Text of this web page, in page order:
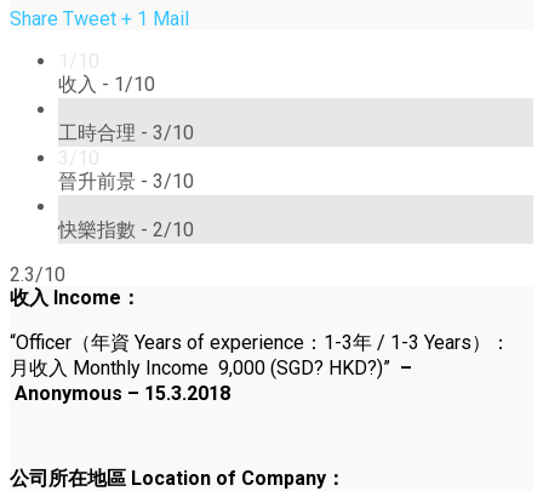
Share Tweet + 1 Mail
1/10
收入 - 1/10
工時合理 - 3/10
3/10
晉升前景 - 3/10
快樂指數 - 2/10
2.3/10
收入 Income ：
“Officer（年資 Years of experience：1-3年 / 1-3 Years）
：
月收入 Monthly Income 9,000 (SGD? HKD?)” –
Anonymous – 15.3.2018
公司所在地區 Location of Company：